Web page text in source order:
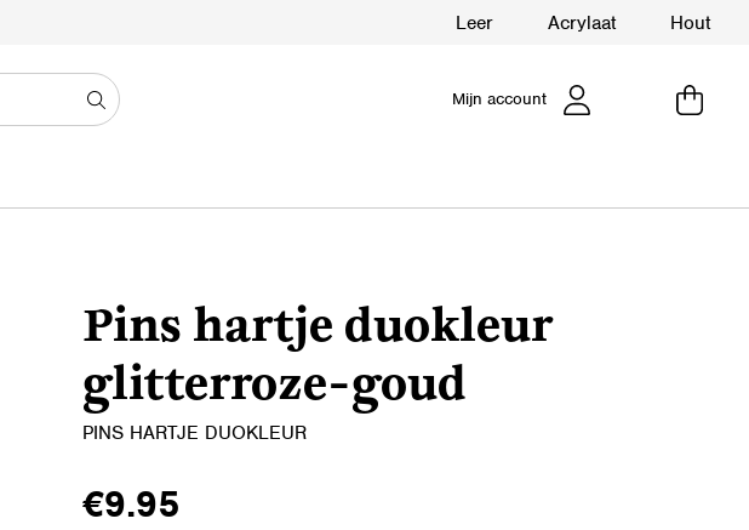
Leer Acrylaat Hout
Mijn account
Pins hartje duokleur
glitterroze-goud
PINS HARTJE DUOKLEUR
€9.95